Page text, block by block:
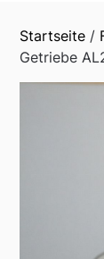
Startseite /
Getriebe